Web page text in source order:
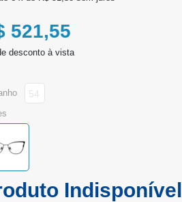
521,55
54
Indisponível